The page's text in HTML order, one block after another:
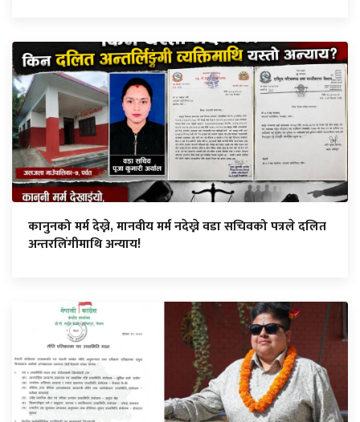
कानुनको मर्म देख्ने, मानवीय मर्म नदेख्ने वडा सचिवको पत्रले दलित
अन्तरलिंगीमाथि अन्याय!